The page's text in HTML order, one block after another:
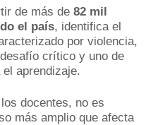
de más de 82 mil
el país, identifica el
por violencia,
crítico y uno de
aprendizaje.
docentes, no es
más amplio que afecta